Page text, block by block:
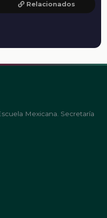
Relacionados
Mexicana. Secretaría